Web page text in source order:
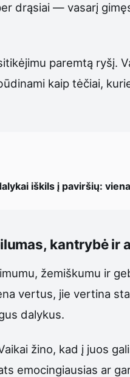
drąsiai — vasarį
paremtą ryšį.
kaip tėčiai,
iškils į paviršių:
kantrybė ir
žemiškumu ir
vertus, jie vertina
dalykus.
žino, kad į juos
emocingiausias ar